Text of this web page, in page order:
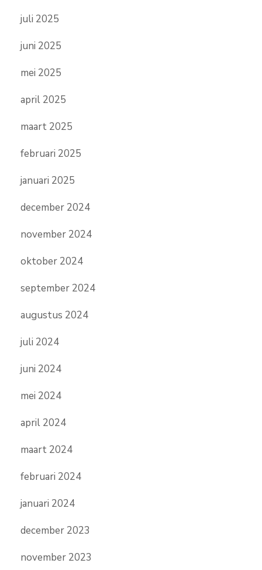
juli 2025
juni 2025
mei 2025
april 2025
maart 2025
februari 2025
januari 2025
december 2024
november 2024
oktober 2024
september 2024
augustus 2024
juli 2024
juni 2024
mei 2024
april 2024
maart 2024
februari 2024
januari 2024
december 2023
november 2023